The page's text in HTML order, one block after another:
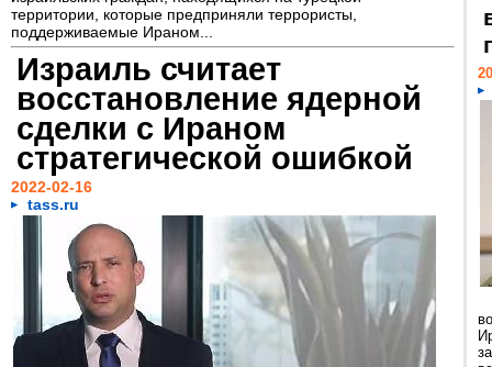
территории, которые предприняли террористы,
поддерживаемые Ираном...
Израиль считает
восстановление ядерной
сделки с Ираном
стратегической ошибкой
2022-02-16
tass.ru